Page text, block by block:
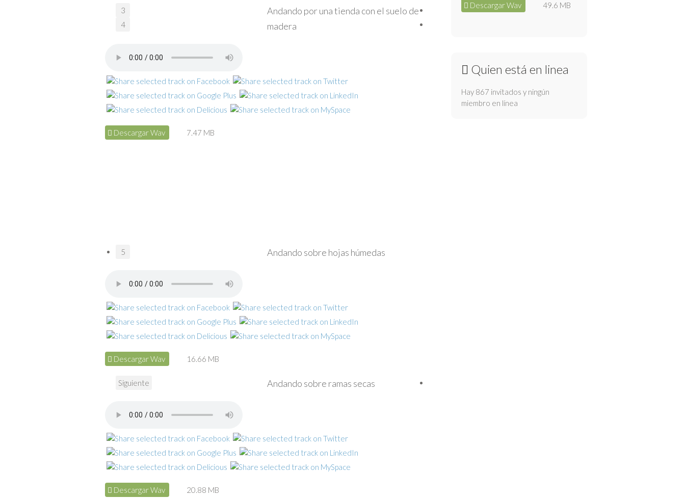
Andando por una tienda con el suelo de
madera
Descargar Wav 7.47 MB
Andando sobre hojas húmedas
Descargar Wav 16.66 MB
Andando sobre ramas secas
Descargar Wav 20.88 MB
3
4
5
Siguiente
Descargar Wav 49.6 MB
Quien está en linea
Hay 867 invitados y ningún
miembro en línea